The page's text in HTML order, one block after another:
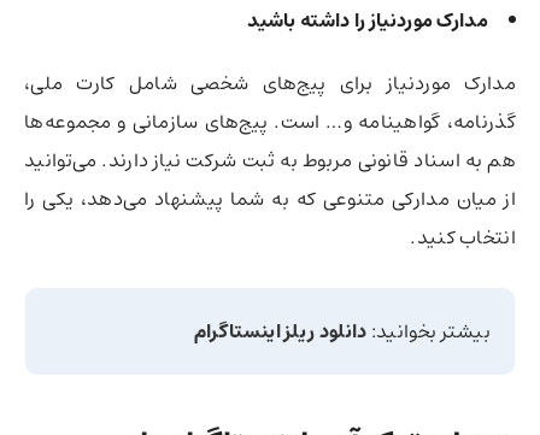
مدارک موردنیاز را داشته باشید
مدارک موردنیاز برای پیج‌های شخصی شامل کارت ملی،
گذرنامه، گواهینامه و… است. پیج‌های سازمانی و مجموعه‌ها
هم به اسناد قانونی مربوط به ثبت شرکت نیاز دارند. می‌توانید
از میان مدارکی متنوعی که به شما پیشنهاد می‌دهد، یکی را
انتخاب کنید.
بیشتر بخوانید:دانلود ریلز اینستاگرام